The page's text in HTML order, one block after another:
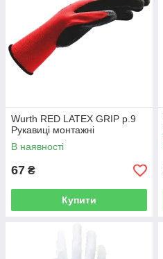
Wurth RED LATEX GRIP р.9
Рукавиці монтажні
В наявності
67 ₴
Купити